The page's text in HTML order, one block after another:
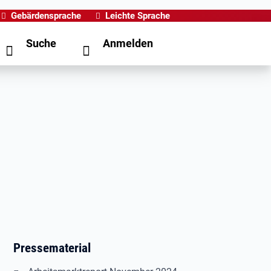
Gebärdensprache Leichte Sprache
Suche Anmelden
Pressematerial